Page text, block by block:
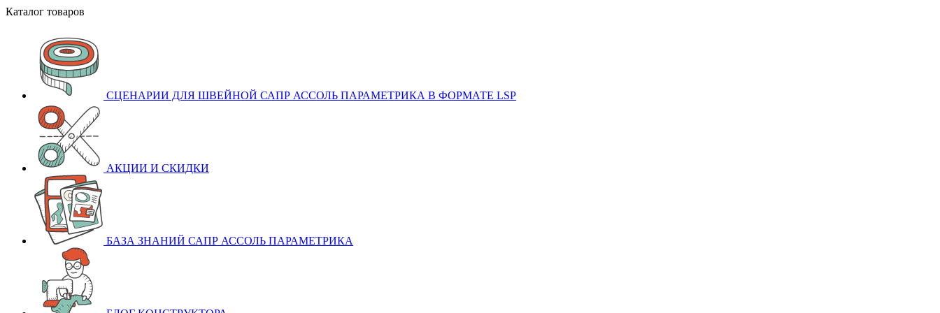
Каталог товаров
СЦЕНАРИИ ДЛЯ ШВЕЙНОЙ САПР АССОЛЬ ПАРАМЕТРИКА В ФОРМАТЕ LSP
АКЦИИ И СКИДКИ
БАЗА ЗНАНИЙ САПР АССОЛЬ ПАРАМЕТРИКА